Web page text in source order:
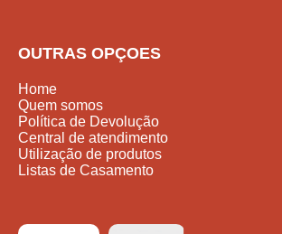
OUTRAS OPÇOES
Home
Quem somos
Política de Devolução
Central de atendimento
Utilização de produtos
Listas de Casamento